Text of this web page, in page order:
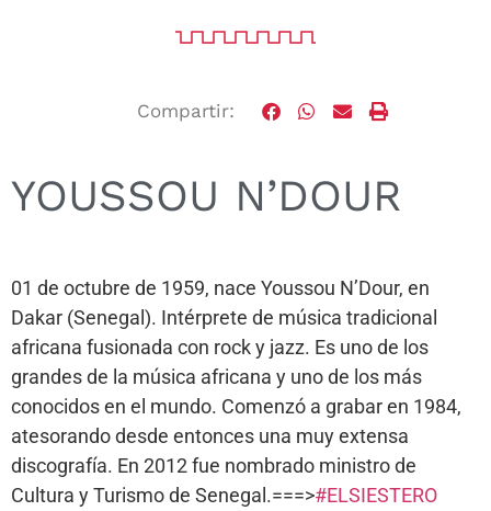
Compartir:
YOUSSOU N’DOUR
01 de octubre de 1959, nace Youssou N’Dour, en
Dakar (Senegal). Intérprete de música tradicional
africana fusionada con rock y jazz. Es uno de los
grandes de la música africana y uno de los más
conocidos en el mundo. Comenzó a grabar en 1984,
atesorando desde entonces una muy extensa
discografía. En 2012 fue nombrado ministro de
Cultura y Turismo de Senegal.===>#ELSIESTERO